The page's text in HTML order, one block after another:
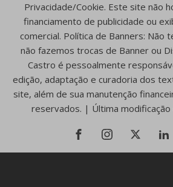
Privacidade/Cookie. Este site não
financiamento de publicidade ou
comercial. Política de Banners: Não
não fazemos trocas de Banner ou
Castro é pessoalmente
edição, adaptação e curadoria dos
site, além de sua manutenção
reservados. | Última